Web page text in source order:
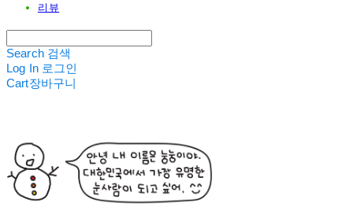
리뷰
Search 검색
Log In 로그인
Cart장바구니